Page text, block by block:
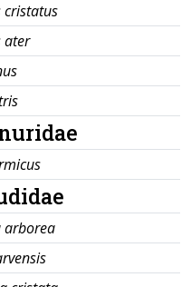
cristatus
ater
arborea